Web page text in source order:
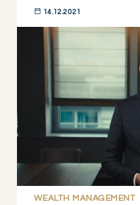
14.12.2021
WEALTH MANAGEMENT